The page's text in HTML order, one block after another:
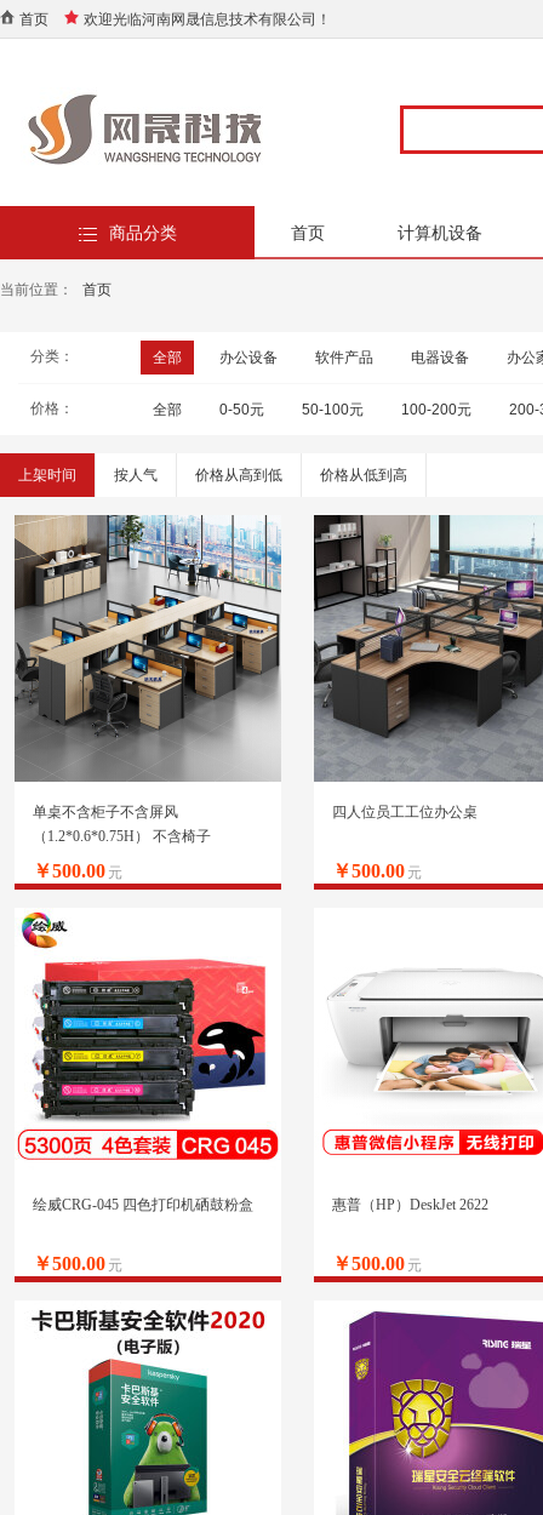
首页 欢迎光临河南网晟信息技术有限公司！
商品分类 首页 计算机设备
当前位置： 首页
分类： 全部 办公设备 软件产品 电器设备 办公
价格： 全部 0-50元 50-100元 100-200元 200-
上架时间 按人气 价格从高到低 价格从低到高
单桌不含柜子不含屏风
（1.2*0.6*0.75H） 不含椅子
￥500.00 元
四人位员工工位办公桌
￥500.00 元
绘威CRG-045 四色打印机硒鼓粉盒
￥500.00 元
惠普（HP）DeskJet 2622
￥500.00 元